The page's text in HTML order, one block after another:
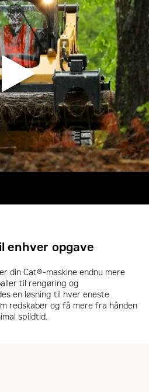
enhver opgave
din Cat®-maskine endnu mere
til rengøring og
en løsning til hver eneste
redskaber og få mere fra hånden
spildtid.